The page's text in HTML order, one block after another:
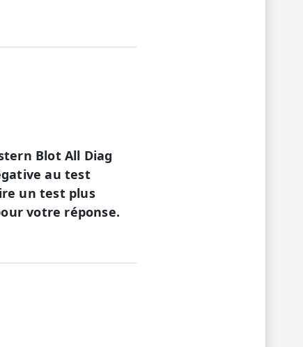
Blot All Diag
au test
un test plus
votre réponse.